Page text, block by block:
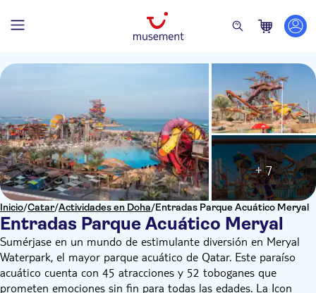
Inicio/Catar/Actividades en Doha/Entradas Parque Acuático Meryal
Entradas Parque Acuático Meryal
+ 7
Sumérjase en un mundo de estimulante diversión en Meryal
Waterpark, el mayor parque acuático de Qatar. Este paraíso
acuático cuenta con 45 atracciones y 52 toboganes que
prometen emociones sin fin para todas las edades. La Icon